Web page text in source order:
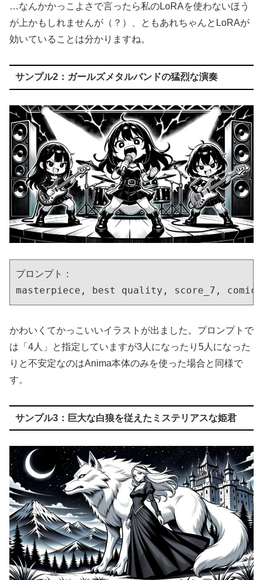
…なんかかっこよさで言ったら私のLoRAを使わないほう
が上かもしれませんが（？）、ともあれちゃんとLoRAが
効いていることは分かりますね。
サンプル2：ガールズメタルバンドの猛烈な演奏
プロンプト：
masterpiece, best quality, score_7,
かわいくてかっこいいイラストが出ました。プロンプトで
は「4人」と指定していますが3人になったり5人になった
りと不安定なのはAnima本体のみを使った場合と同様で
す。
サンプル3：巨大な白狼を従えたミステリアスな姫君